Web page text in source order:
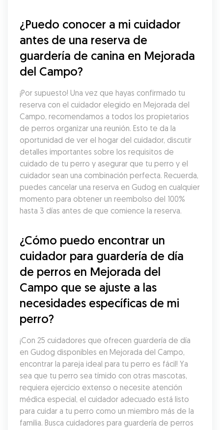
¿Puedo conocer a mi cuidador
antes de una reserva de
guardería de canina en Mejorada
del Campo?
¡Por supuesto! Una vez que hayas confirmado tu
reserva con el cuidador elegido en Mejorada del
Campo, recomendamos a todos los propietarios
de perros organizar una reunión. Esto te da la
oportunidad de ver el hogar del cuidador, discutir
detalles importantes sobre los requisitos de
cuidado de tu perro y asegurar que tu perro y el
cuidador sean una combinación perfecta. Recuerda,
puedes cancelar una reserva en Gudog en cualquier
momento para obtener un reembolso del 100%
hasta 3 días antes de que comience la reserva.
¿Cómo puedo encontrar un
cuidador para guardería de día
de perros en Mejorada del
Campo que se ajuste a las
necesidades específicas de mi
perro?
¡Con 25 cuidadores que ofrecen guardería de día
en Gudog disponibles en Mejorada del Campo,
encontrar la pareja ideal para tu perro es fácil! Ya
sea que tu perro sea tímido con otras mascotas,
requiera ejercicio extenso o necesite atención
médica especial, el cuidador adecuado está listo
para cuidar a tu perro como un miembro más de la
familia. Busca cuidadores para guardería de perros